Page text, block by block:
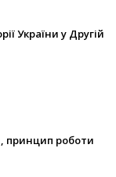
України у Другій
принцип роботи